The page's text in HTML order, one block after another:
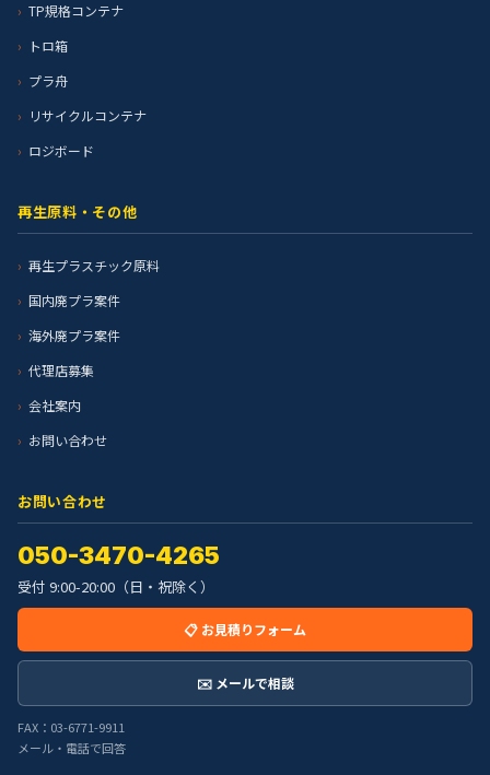
TP規格コンテナ
トロ箱
プラ舟
リサイクルコンテナ
ロジボード
再生原料・その他
再生プラスチック原料
国内廃プラ案件
海外廃プラ案件
代理店募集
会社案内
お問い合わせ
お問い合わせ
050-3470-4265
受付 9:00-20:00（日・祝除く）
📋 お見積りフォーム
✉️ メールで相談
FAX：03-6771-9911
メール・電話で回答